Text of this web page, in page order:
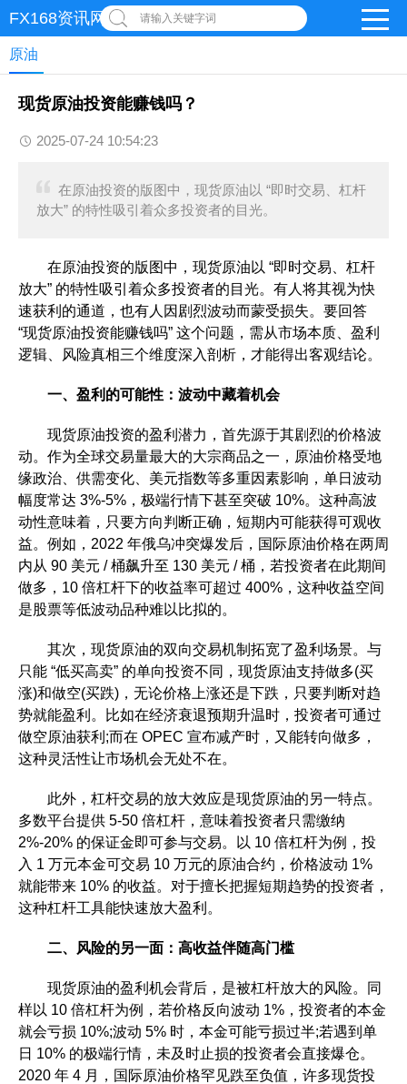
FX168资讯网 请输入关键字词
原油
现货原油投资能赚钱吗？
2025-07-24 10:54:23
在原油投资的版图中，现货原油以 “即时交易、杠杆
放大” 的特性吸引着众多投资者的目光。
在原油投资的版图中，现货原油以 “即时交易、杠杆
放大” 的特性吸引着众多投资者的目光。有人将其视为快
速获利的通道，也有人因剧烈波动而蒙受损失。要回答
“现货原油投资能赚钱吗” 这个问题，需从市场本质、盈利
逻辑、风险真相三个维度深入剖析，才能得出客观结论。​
一、盈利的可能性：波动中藏着机会​
现货原油投资的盈利潜力，首先源于其剧烈的价格波
动。作为全球交易量最大的大宗商品之一，原油价格受地
缘政治、供需变化、美元指数等多重因素影响，单日波动
幅度常达 3%-5%，极端行情下甚至突破 10%。这种高波
动性意味着，只要方向判断正确，短期内可能获得可观收
益。例如，2022 年俄乌冲突爆发后，国际原油价格在两周
内从 90 美元 / 桶飙升至 130 美元 / 桶，若投资者在此期间
做多，10 倍杠杆下的收益率可超过 400%，这种收益空间
是股票等低波动品种难以比拟的。​
其次，现货原油的双向交易机制拓宽了盈利场景。与
只能 “低买高卖” 的单向投资不同，现货原油支持做多(买
涨)和做空(买跌)，无论价格上涨还是下跌，只要判断对趋
势就能盈利。比如在经济衰退预期升温时，投资者可通过
做空原油获利;而在 OPEC 宣布减产时，又能转向做多，
这种灵活性让市场机会无处不在。​
此外，杠杆交易的放大效应是现货原油的另一特点。
多数平台提供 5-50 倍杠杆，意味着投资者只需缴纳
2%-20% 的保证金即可参与交易。以 10 倍杠杆为例，投
入 1 万元本金可交易 10 万元的原油合约，价格波动 1%
就能带来 10% 的收益。对于擅长把握短期趋势的投资者，
这种杠杆工具能快速放大盈利。​
二、风险的另一面：高收益伴随高门槛​
现货原油的盈利机会背后，是被杠杆放大的风险。同
样以 10 倍杠杆为例，若价格反向波动 1%，投资者的本金
就会亏损 10%;波动 5% 时，本金可能亏损过半;若遇到单
日 10% 的极端行情，未及时止损的投资者会直接爆仓。
2020 年 4 月，国际原油价格罕见跌至负值，许多现货投